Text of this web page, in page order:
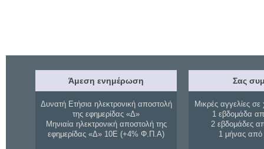
Άμεση ενημέρωση
Δυνατή Ετήσια ηλεκτρονική αποστολή
της εφημερίδας «Δ»
Μηνιαία ηλεκτρονική αποστολή της
εφημερίδας «Δ» 10Ε (+4% Φ.Π.Α)
Σας
Μικρές αγγελίες σε
1 εβδομάδα
2 εβδομάδες
1 μήνας